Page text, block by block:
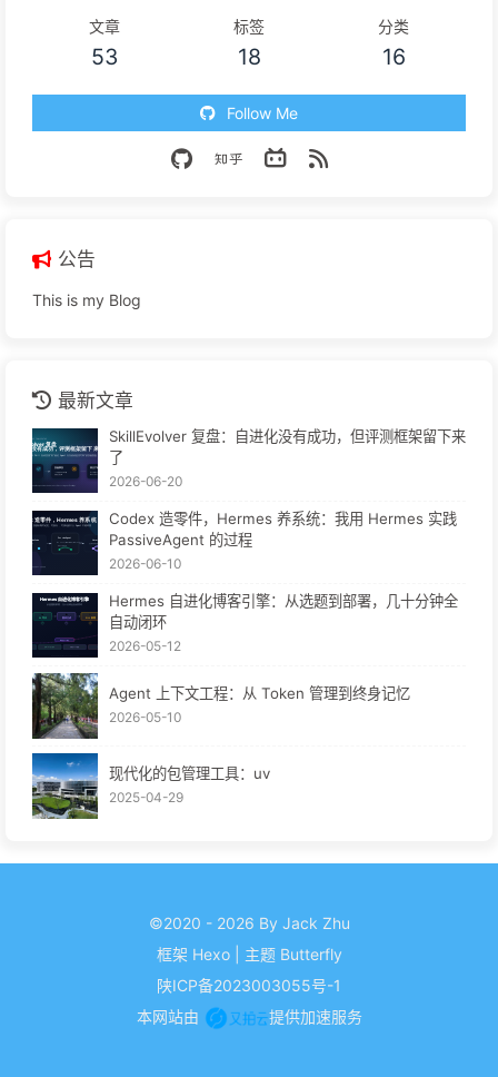
文章
53
标签
18
分类
16
Follow Me
公告
This is my Blog
最新文章
SkillEvolver 复盘：自进化没有成功，但评测框架留下来
了
2026-06-20
Codex 造零件，Hermes 养系统：我用 Hermes 实践
PassiveAgent 的过程
2026-06-10
Hermes 自进化博客引擎：从选题到部署，几十分钟全
自动闭环
2026-05-12
Agent 上下文工程：从 Token 管理到终身记忆
2026-05-10
现代化的包管理工具：uv
2025-04-29
©2020 - 2026 By Jack Zhu
框架 Hexo 主题 Butterfly
陕ICP备2023003055号-1
本网站由
提供加速服务